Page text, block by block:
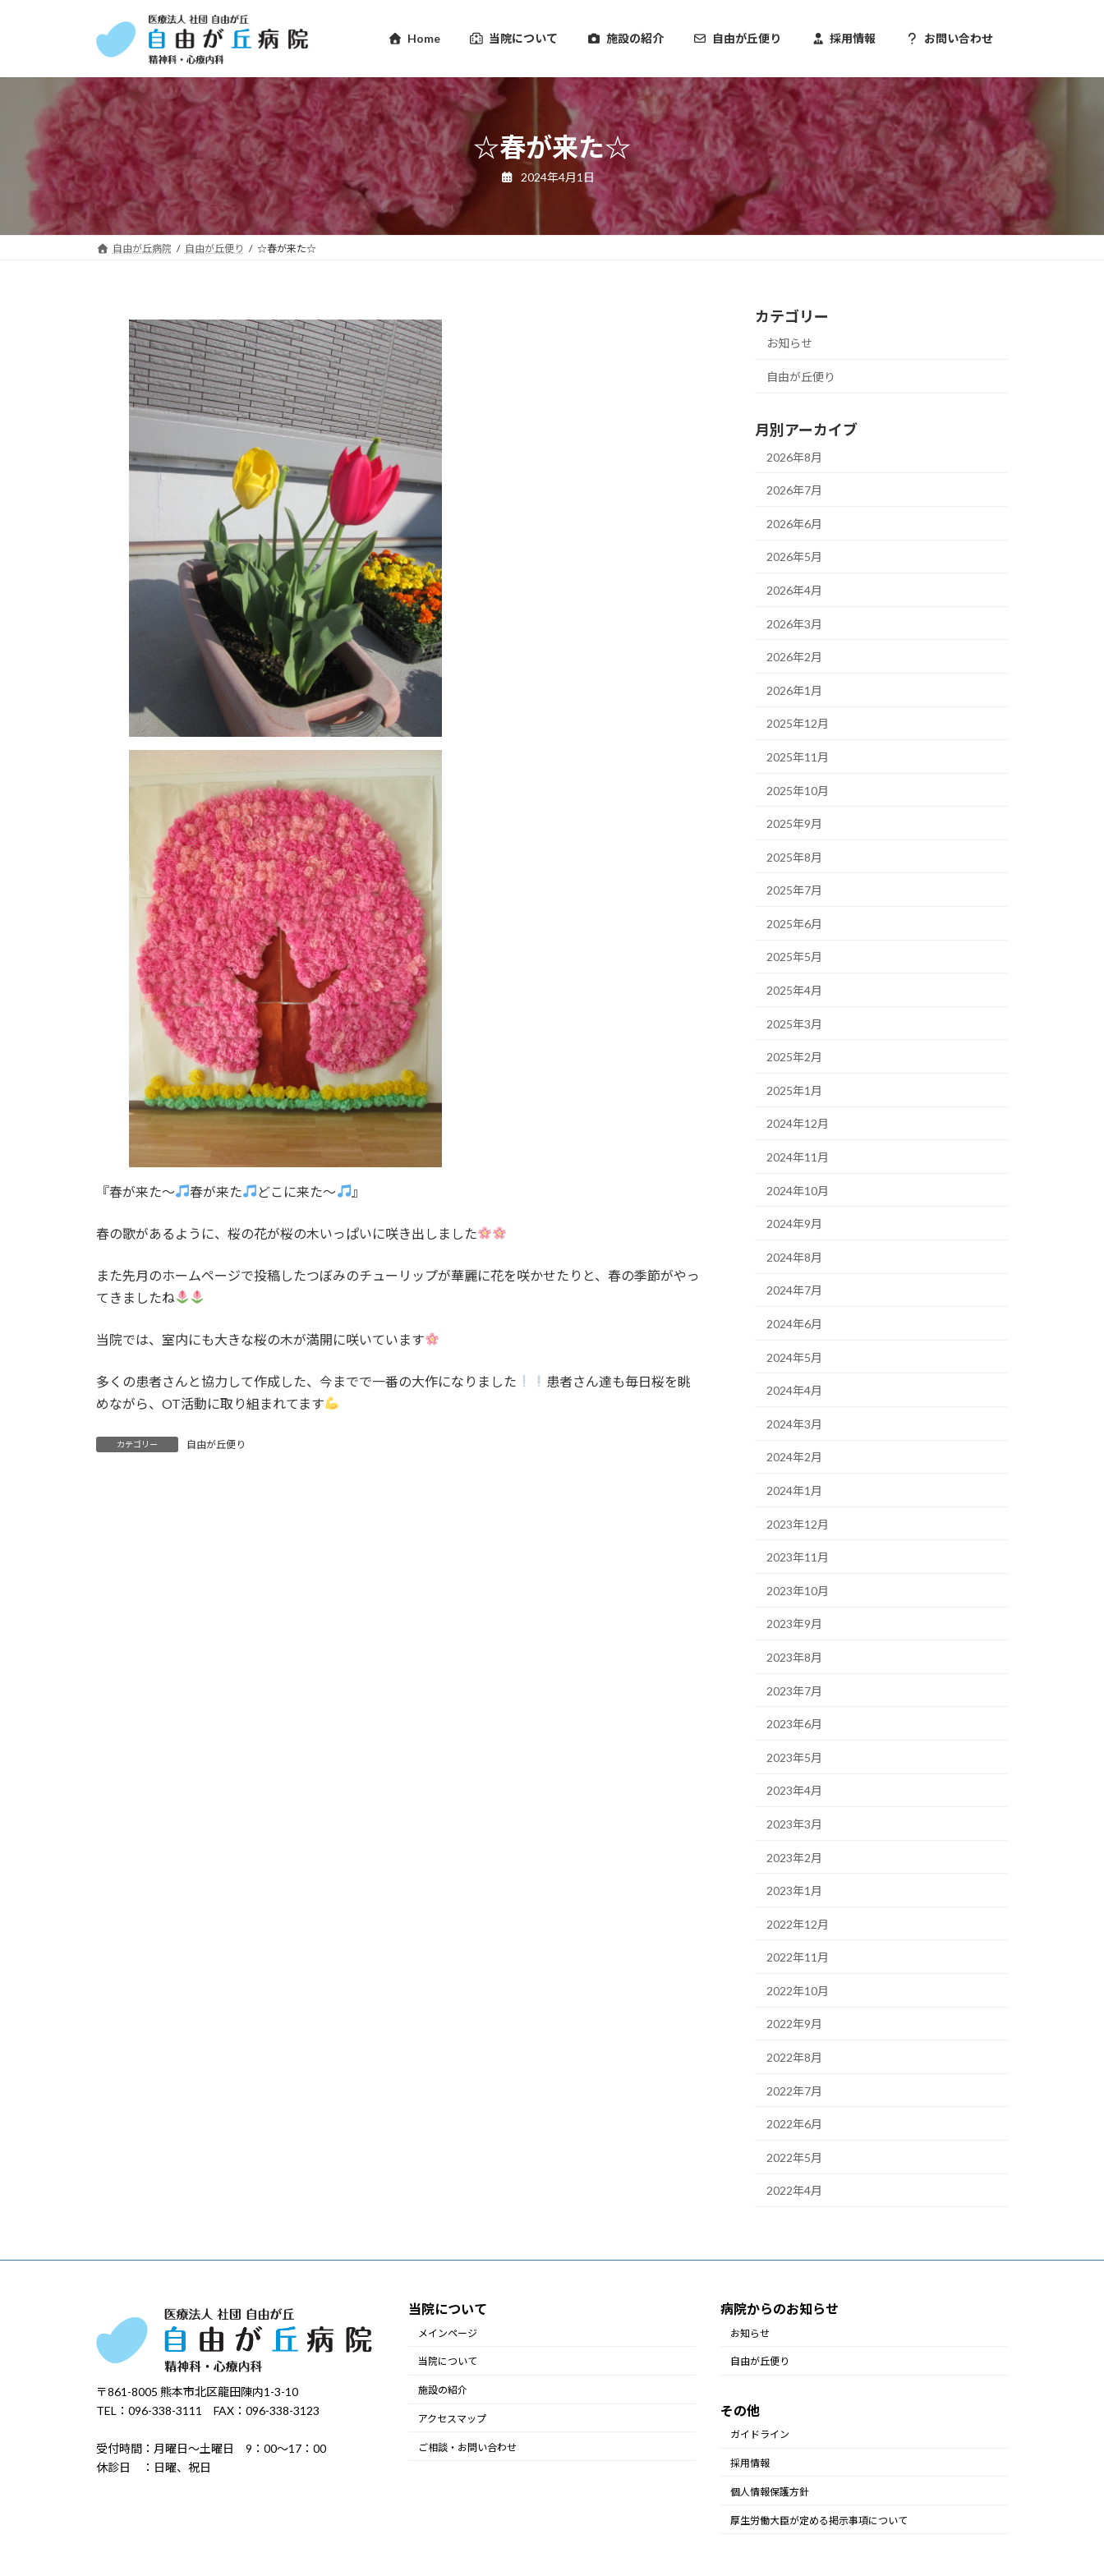
Home 当院について 施設の紹介 自由が丘便り 採用情報 お問い合わせ
☆春が来た☆
2024年4月1日
自由が丘病院 自由が丘便り ☆春が来た☆
『春が来た～ 春が来た どこに来た～ 』
春の歌があるように、桜の花が桜の木いっぱいに咲き出しました
また先月のホームページで投稿したつぼみのチューリップが華麗に花を咲かせたりと、春の季節がやっ
てきましたね
当院では、室内にも大きな桜の木が満開に咲いています
多くの患者さんと協力して作成した、今までで一番の大作になりました
患者さん達も毎日桜を眺
めながら、OT活動に取り組まれてます
カテゴリー 自由が丘便り
カテゴリー
お知らせ
自由が丘便り
月別アーカイブ
2026年8月
2026年7月
2026年6月
2026年5月
2026年4月
2026年3月
2026年2月
2026年1月
2025年12月
2025年11月
2025年10月
2025年9月
2025年8月
2025年7月
2025年6月
2025年5月
2025年4月
2025年3月
2025年2月
2025年1月
2024年12月
2024年11月
2024年10月
2024年9月
2024年8月
2024年7月
2024年6月
2024年5月
2024年4月
2024年3月
2024年2月
2024年1月
2023年12月
2023年11月
2023年10月
2023年9月
2023年8月
2023年7月
2023年6月
2023年5月
2023年4月
2023年3月
2023年2月
2023年1月
2022年12月
2022年11月
2022年10月
2022年9月
2022年8月
2022年7月
2022年6月
2022年5月
2022年4月
〒861-8005 熊本市北区龍田陳内1-3-10
TEL：096-338-3111 FAX：096-338-3123
受付時間：月曜日～土曜日 9：00～17：00
休診日 ：日曜、祝日
当院について
メインページ
当院について
施設の紹介
アクセスマップ
ご相談・お問い合わせ
病院からのお知らせ
お知らせ
自由が丘便り
その他
ガイドライン
採用情報
個人情報保護方針
厚生労働大臣が定める掲示事項について